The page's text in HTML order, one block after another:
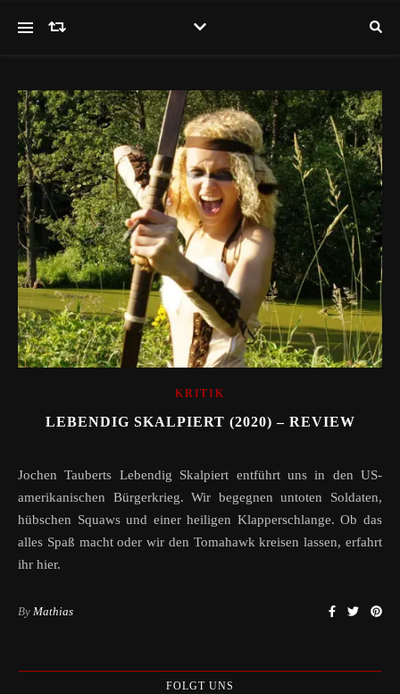
KRITIK
LEBENDIG SKALPIERT (2020) – REVIEW
Jochen Tauberts Lebendig Skalpiert entführt uns in den US-
amerikanischen Bürgerkrieg. Wir begegnen untoten Soldaten,
hübschen Squaws und einer heiligen Klapperschlange. Ob das
alles Spaß macht oder wir den Tomahawk kreisen lassen, erfahrt
ihr hier.
By Mathias
FOLGT UNS